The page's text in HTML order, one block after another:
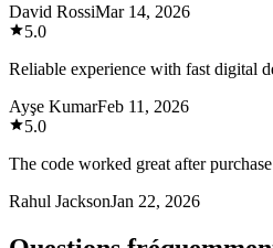
David RossiMar 14, 2026
5.0
Reliable experience with fast digital
Ayşe KumarFeb 11, 2026
5.0
The code worked great after purchase
Rahul JacksonJan 22, 2026